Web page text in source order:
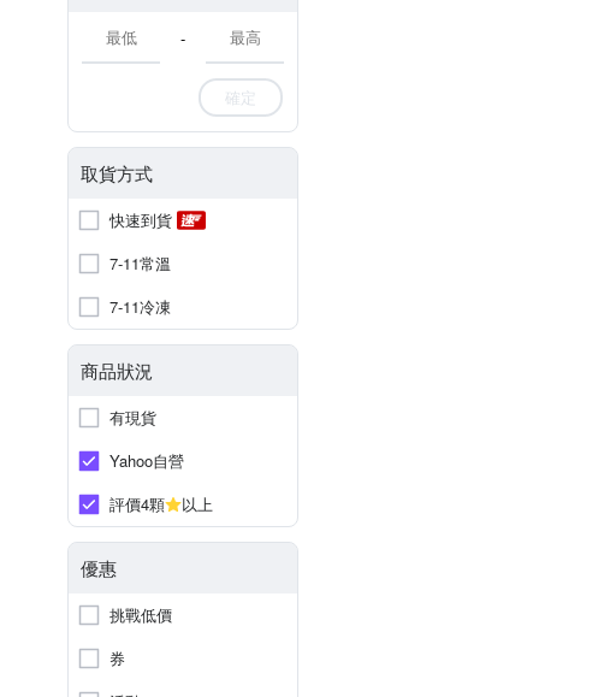
-
確定
取貨方式
快速到貨
7-11常溫
7-11冷凍
商品狀況
有現貨
Yahoo自營
評價4顆
以上
優惠
挑戰低價
券